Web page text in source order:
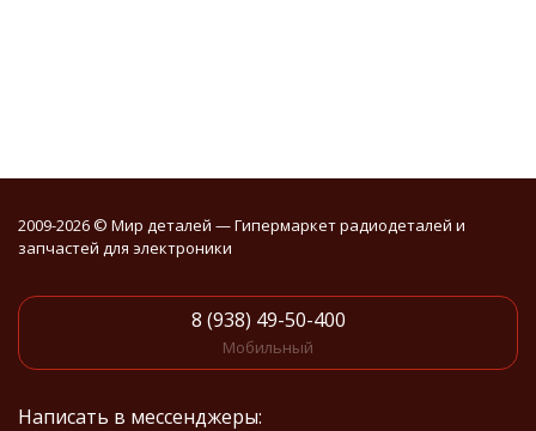
2009-2026 © Мир деталей — Гипермаркет радиодеталей и
запчастей для электроники
8 (938) 49-50-400
Мобильный
Написать в мессенджеры: